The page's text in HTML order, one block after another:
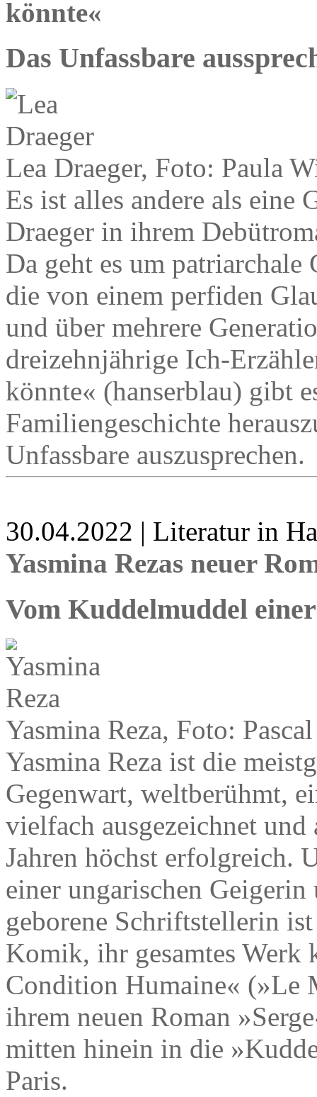
könnte«
Das Unfassbare
Lea Draeger, Foto: Paula
Es ist alles andere als eine
Draeger in ihrem
Da geht es um
die von einem perfiden
und über mehrere
dreizehnjährige Ich-
könnte« (hanserblau) gibt
Familiengeschichte
Unfassbare auszusprechen.
30.04.2022 | Literatur in
Yasmina Rezas neuer
Vom Kuddelmuddel
Yasmina Reza, Foto:
Yasmina Reza ist die
Gegenwart, weltberühmt,
vielfach ausgezeichnet
Jahren höchst erfolgreich.
einer ungarischen
geborene Schriftstellerin
Komik, ihr gesamtes Werk
Condition Humaine« (»Le
ihrem neuen Roman
mitten hinein in die
Paris.